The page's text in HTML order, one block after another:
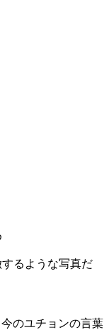
るような写真だ
のユチョンの言葉